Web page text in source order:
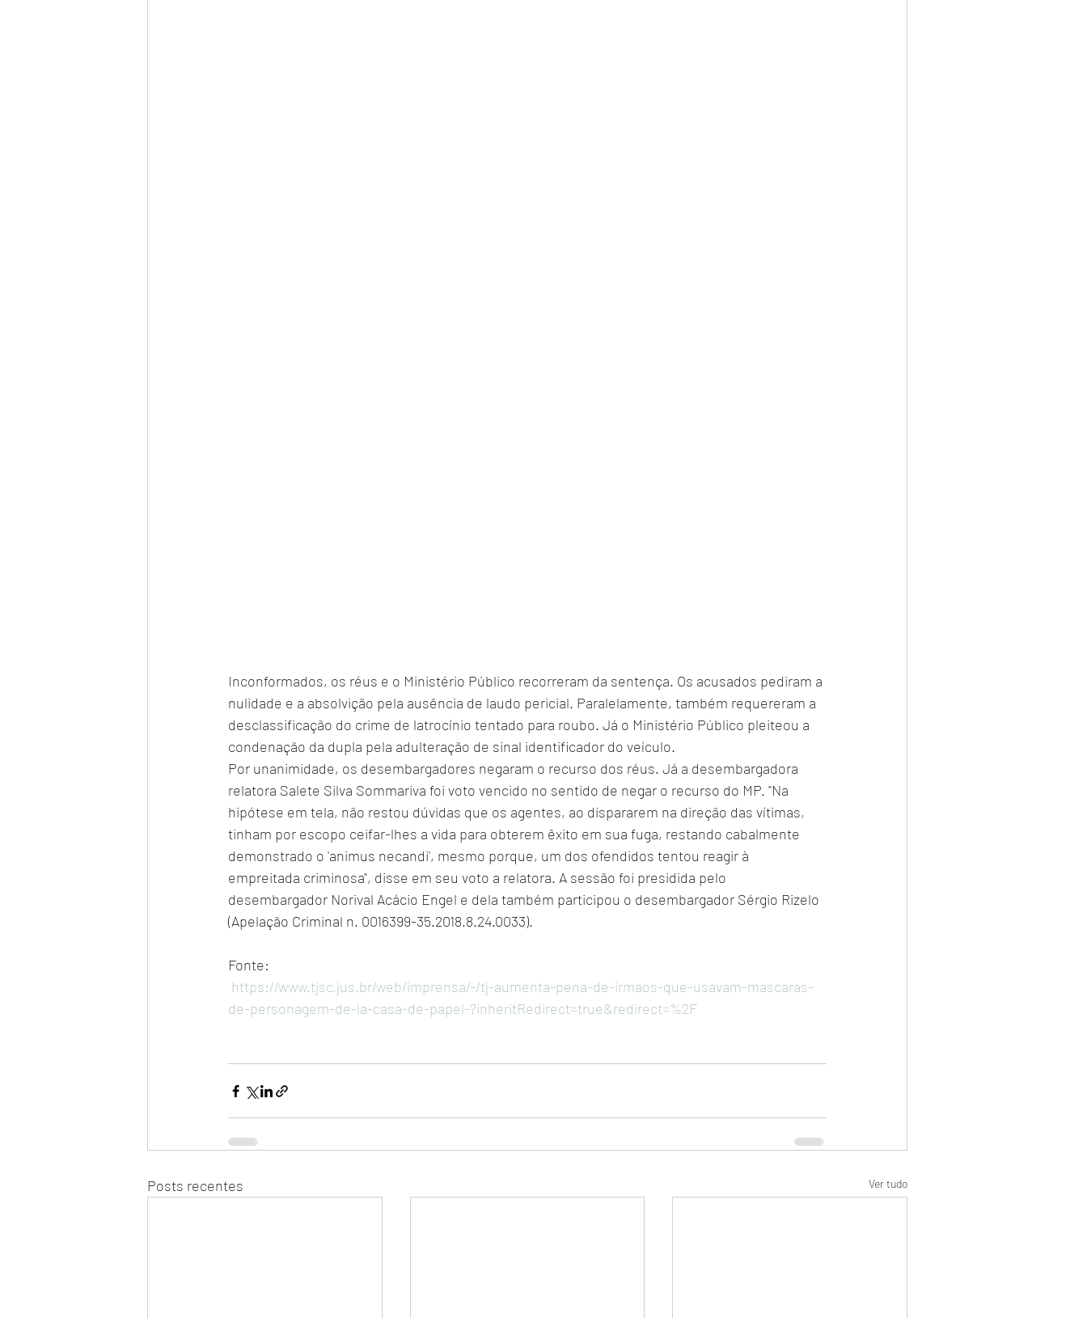
Inconformados, os réus e o Ministério Público recorreram da sentença. Os acusados pediram a
nulidade e a absolvição pela ausência de laudo pericial. Paralelamente, também requereram a
desclassificação do crime de latrocínio tentado para roubo. Já o Ministério Público pleiteou a
condenação da dupla pela adulteração de sinal identificador do veículo.
Por unanimidade, os desembargadores negaram o recurso dos réus. Já a desembargadora
relatora Salete Silva Sommariva foi voto vencido no sentido de negar o recurso do MP. "Na
hipótese em tela, não restou dúvidas que os agentes, ao dispararem na direção das vítimas,
tinham por escopo ceifar-lhes a vida para obterem êxito em sua fuga, restando cabalmente
demonstrado o 'animus necandi', mesmo porque, um dos ofendidos tentou reagir à
empreitada criminosa", disse em seu voto a relatora. A sessão foi presidida pelo
desembargador Norival Acácio Engel e dela também participou o desembargador Sérgio Rizelo
(Apelação Criminal n. 0016399-35.2018.8.24.0033).
Fonte:
https://www.tjsc.jus.br/web/imprensa/-/tj-aumenta-pena-de-irmaos-que-usavam-mascaras-
de-personagem-de-la-casa-de-papel-?inheritRedirect=true&redirect=%2F
Posts recentes Ver tudo